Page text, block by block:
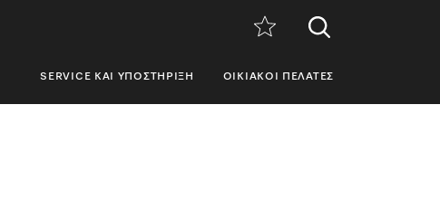
SERVICE ΚΑΙ ΥΠΟΣΤΉΡΙΞΗ ΟΙΚΙΑΚΟΊ ΠΕΛΆΤΕΣ